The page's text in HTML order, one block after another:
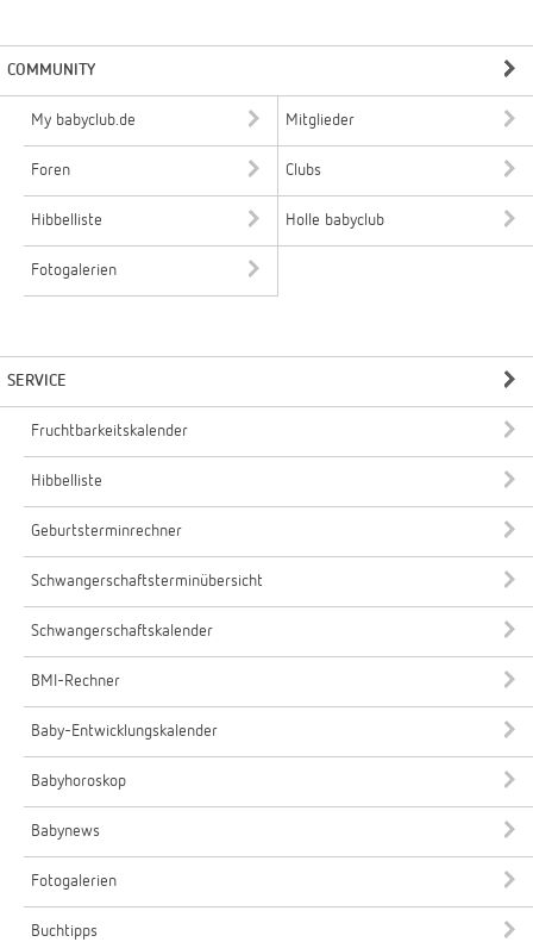
COMMUNITY
My babyclub.de Mitglieder
Foren Clubs
Hibbelliste Holle babyclub
Fotogalerien
SERVICE
Fruchtbarkeitskalender
Hibbelliste
Geburtsterminrechner
Schwangerschaftsterminübersicht
Schwangerschaftskalender
BMI-Rechner
Baby-Entwicklungskalender
Babyhoroskop
Babynews
Fotogalerien
Buchtipps